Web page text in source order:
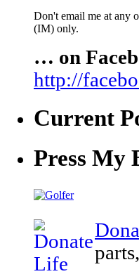
Don't email me at any
(IM) only.
… on
http://
Current
Press My